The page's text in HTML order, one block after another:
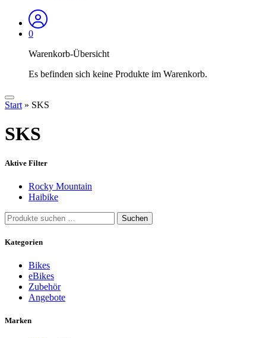
0
Warenkorb-Übersicht
Es befinden sich keine Produkte im Warenkorb.
Start » SKS
SKS
Aktive Filter
Rocky Mountain
Haibike
Suchen
nach:
Suchen
Kategorien
Bikes
eBikes
Zubehör
Angebote
Marken